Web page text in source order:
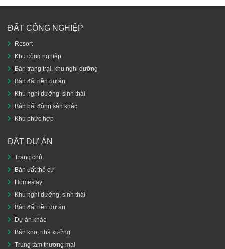
ĐẤT CÔNG NGHIỆP
Resort
Khu công nghiệp
Bán trang trại, khu nghỉ dưỡng
Bán đất nền dự án
Khu nghỉ dưỡng, sinh thái
Bán bất động sản khác
Khu phức hợp
ĐẤT DỰ ÁN
Trang chủ
Bán đất thổ cư
Homestay
Khu nghỉ dưỡng, sinh thái
Bán đất nền dự án
Dự án khác
Bán kho, nhà xưởng
Trung tâm thương mại